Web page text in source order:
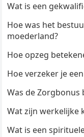
Wat is een
Hoe was het
moederland?
Hoe opzeg
Hoe verzeker je
Was de Zorgbonus
Wat zijn werkelijke
Wat is een